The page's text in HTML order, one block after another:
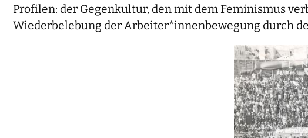
Profilen: der Gegenkultur, den mit dem Feminismus
Wiederbelebung der Arbeiter*innenbewegung durch